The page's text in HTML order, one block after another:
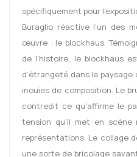
spécifiquement pour
Buraglio réactive l’un des
œuvre : le blockhaus.
de l’histoire, le blockhaus
d’étrangeté dans le
inouïes de composition. Le
contredit ce qu’affirme le
tension qu’il met en scène
représentations. Le collage
une sorte de bricolage